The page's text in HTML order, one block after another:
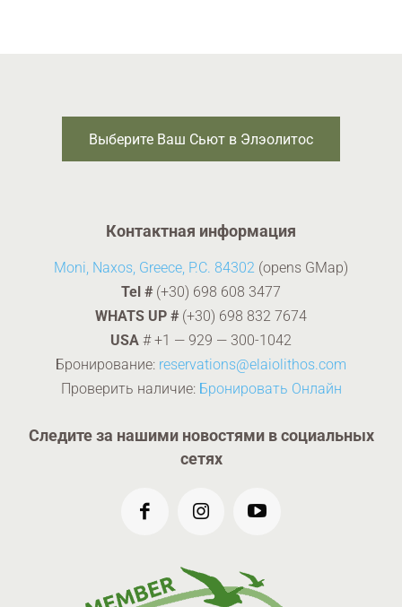
Выберите Ваш Сьют в Элэолитос
Контактная информация
Moni, Naxos, Greece, P.C. 84302 (opens GMap)
Tel # (+30) 698 608 3477
WHATS UP # (+30) 698 832 7674
USA #+1 — 929 — 300-1042
Бронирование: reservations@elaiolithos.com
Проверить наличие: Бронировать Онлайн
Следите за нашими новостями в социальных
сетях